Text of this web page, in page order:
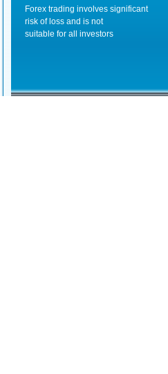
Forex trading involves significant
risk of loss and is not
suitable for all investors